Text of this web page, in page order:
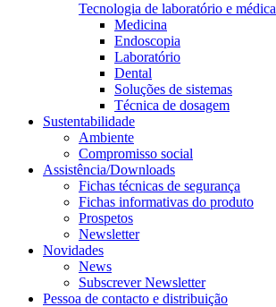
Tecnologia de laboratório e médica
Medicina
Endoscopia
Laboratório
Dental
Soluções de sistemas
Técnica de dosagem
Sustentabilidade
Ambiente
Compromisso social
Assistência/Downloads
Fichas técnicas de segurança
Fichas informativas do produto
Prospetos
Newsletter
Novidades
News
Subscrever Newsletter
Pessoa de contacto e distribuição